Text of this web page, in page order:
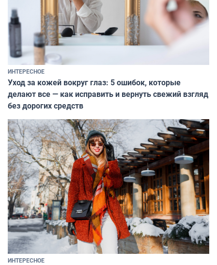
ИНТЕРЕСНОЕ
Уход за кожей вокруг глаз: 5 ошибок, которые
делают все — как исправить и вернуть свежий взгляд
без дорогих средств
ИНТЕРЕСНОЕ